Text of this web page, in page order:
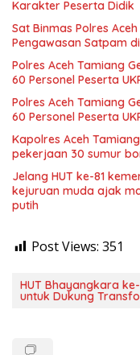
Karakter Peserta Didik
Sat Binmas Polres
Pengawasan Satpam di
Polres Aceh Tamiang
60 Personel Peserta
Polres Aceh Tamiang
60 Personel Peserta
Kapolres Aceh
pekerjaan 30 sumur
Jelang HUT ke-81
kejuruan muda ajak
putih
Post Views: 351
HUT Bhayangkara
untuk Dukung